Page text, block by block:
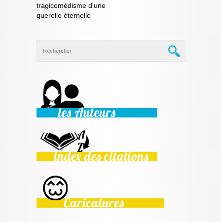
tragicomédisme d'une
querelle éternelle